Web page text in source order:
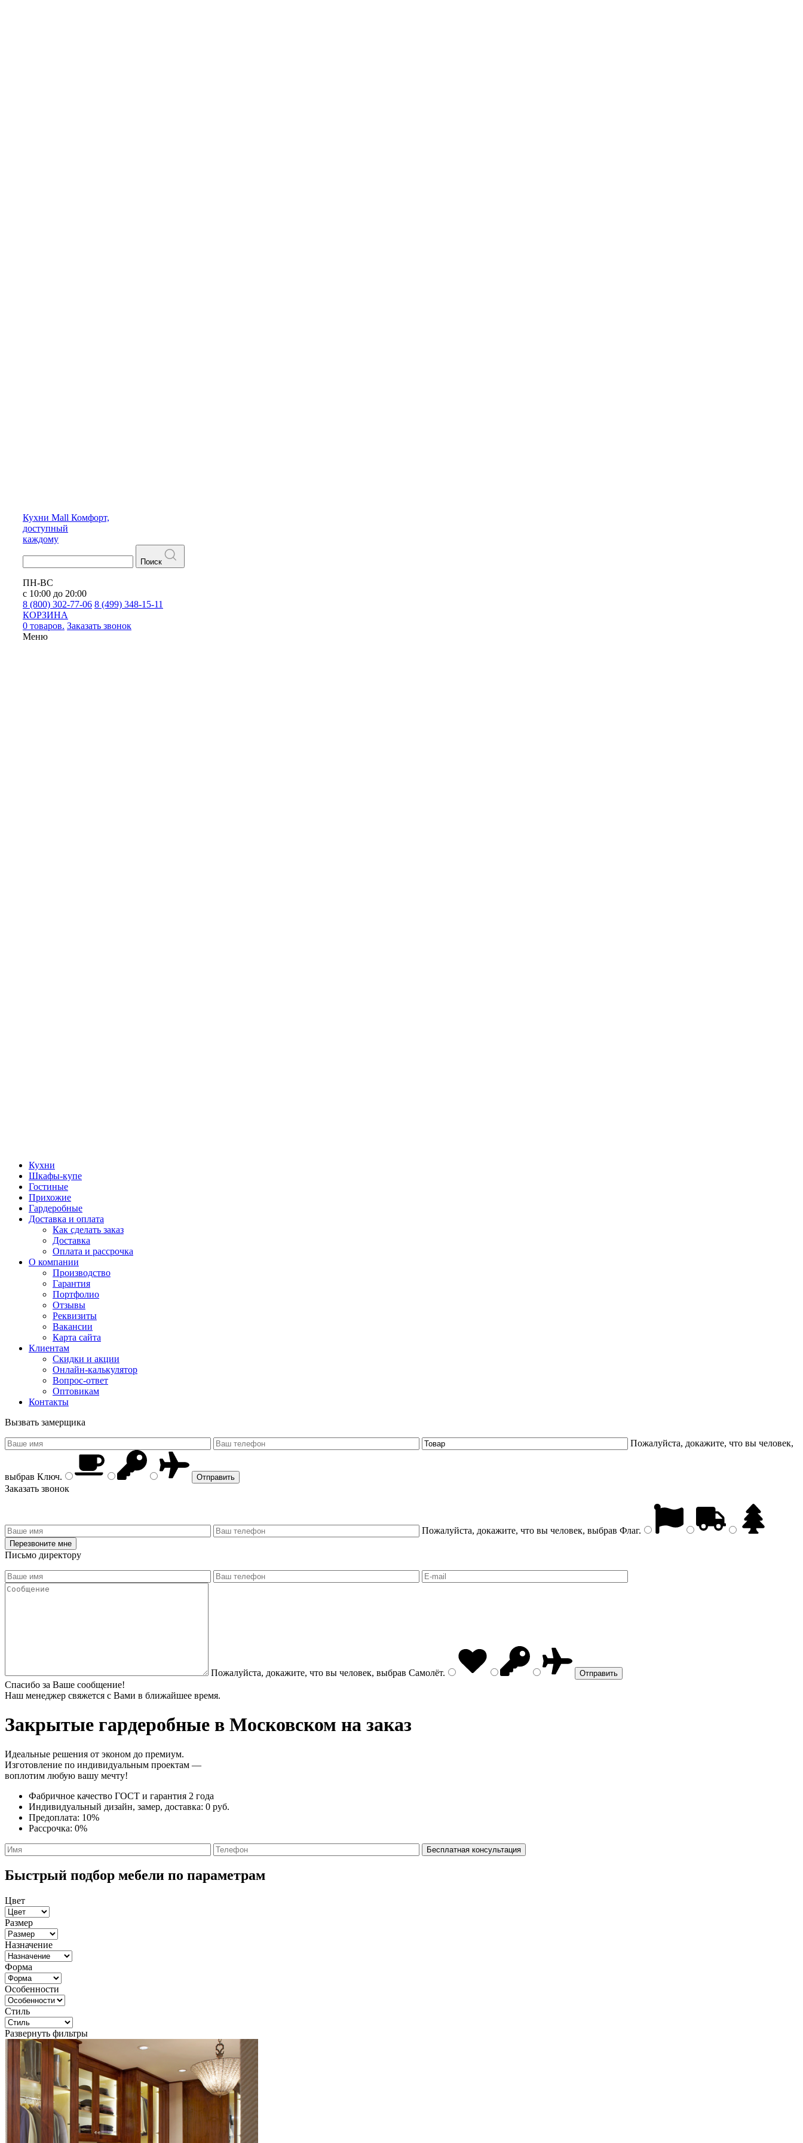
Кухни Mall Комфорт,
доступный
каждому
Поиск
ПН-ВС
с 10:00 до 20:00
8 (800) 302-77-06 8 (499) 348-15-11
КОРЗИНА
0 товаров. Заказать звонок
Меню
Кухни
Шкафы-купе
Гостиные
Прихожие
Гардеробные
Доставка и оплата
Как сделать заказ
Доставка
Оплата и рассрочка
О компании
Производство
Гарантия
Портфолио
Отзывы
Реквизиты
Вакансии
Карта сайта
Клиентам
Скидки и акции
Онлайн-калькулятор
Вопрос-ответ
Оптовикам
Контакты
Вызвать замерщика
Пожалуйста, докажите, что вы человек,
выбрав Ключ.
Заказать звонок
Пожалуйста, докажите, что вы человек, выбрав Флаг.
Письмо директору
Пожалуйста, докажите, что вы человек, выбрав Самолёт.
Спасибо за Ваше сообщение!
Наш менеджер свяжется с Вами в ближайшее время.
Закрытые гардеробные в Московском на заказ
Идеальные решения от эконом до премиум.
Изготовление по индивидуальным проектам —
воплотим любую вашу мечту!
Фабричное качество ГОСТ и гарантия 2 года
Индивидуальный дизайн, замер, доставка: 0 руб.
Предоплата: 10%
Рассрочка: 0%
Быстрый подбор мебели по параметрам
Цвет
Размер
Назначение
Форма
Особенности
Стиль
Развернуть фильтры